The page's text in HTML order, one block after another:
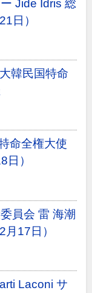
Jide Idris 総
日）
韓民国特命
命全権大使
）
員会 雷 海潮
17日）
Laconi サ